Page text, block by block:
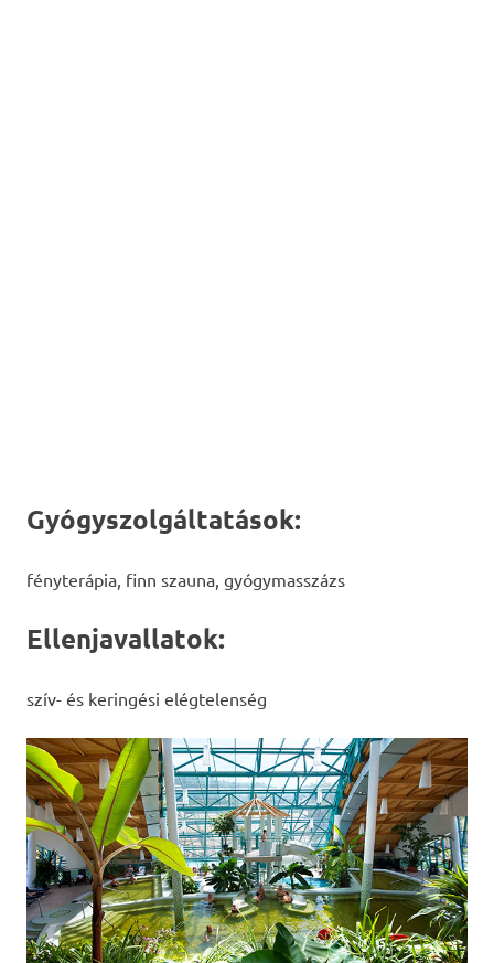
Gyógyszolgáltatások:
fényterápia, finn szauna, gyógymasszázs
Ellenjavallatok:
szív- és keringési elégtelenség